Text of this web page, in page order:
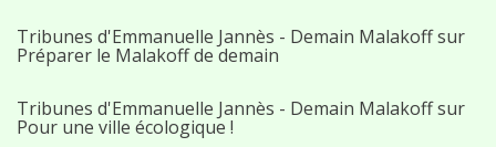
Tribunes d'Emmanuelle Jannès - Demain Malakoffsur
Préparer le Malakoff de demain
Tribunes d'Emmanuelle Jannès - Demain Malakoffsur
Pour une ville écologique !